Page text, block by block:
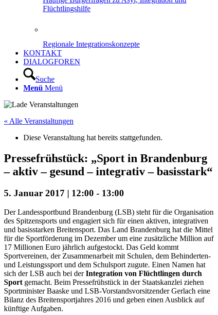
Flüchtlingshilfe
Regionale Integrationskonzepte
KONTAKT
DIALOGFOREN
Suche
Menü Menü
« Alle Veranstaltungen
Diese Veranstaltung hat bereits stattgefunden.
Pressefrühstück: „Sport in Brandenburg
– aktiv – gesund – integrativ – basisstark“
5. Januar 2017 | 12:00 - 13:00
Der Landessportbund Brandenburg (LSB) steht für die Organisation
des Spitzensports und engagiert sich für einen aktiven, integrativen
und basisstarken Breitensport. Das Land Brandenburg hat die Mittel
für die Sportförderung im Dezember um eine zusätzliche Million auf
17 Millionen Euro jährlich aufgestockt. Das Geld kommt
Sportvereinen, der Zusammenarbeit mit Schulen, dem Behinderten-
und Leistungssport und dem Schulsport zugute. Einen Namen hat
sich der LSB auch bei derIntegration von Flüchtlingen durch
Sport gemacht. Beim Pressefrühstück in der Staatskanzlei ziehen
Sportminister Baaske und LSB-Vorstandsvorsitzender Gerlach eine
Bilanz des Breitensportjahres 2016 und geben einen Ausblick auf
künftige Aufgaben.